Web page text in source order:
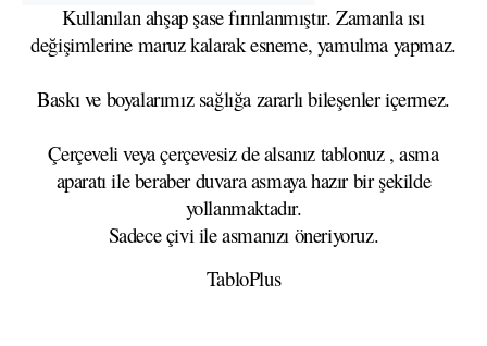
Kullanılan ahşap şase fırınlanmıştır. Zamanla ısı
değişimlerine maruz kalarak esneme, yamulma yapmaz.
Baskı ve boyalarımız sağlığa zararlı bileşenler içermez.
Çerçeveli veya çerçevesiz de alsanız tablonuz , asma
aparatı ile beraber duvara asmaya hazır bir şekilde
yollanmaktadır.
Sadece çivi ile asmanızı öneriyoruz.
TabloPlus